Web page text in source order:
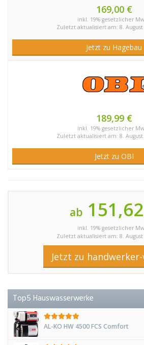
169,00 €
inkl. 19% gesetzlicher
Zuletzt aktualisiert am: 8. August
Jetzt zu Hagebau
189,99 €
inkl. 19% gesetzlicher
Zuletzt aktualisiert am: 8. August
Jetzt zu OBI
ab
inkl. 19% gesetzlicher
Zuletzt aktualisiert am: 8. August
Jetzt zu
Top5 Hauswasserwerke
AL-KO HW 4500 FCS Comfort